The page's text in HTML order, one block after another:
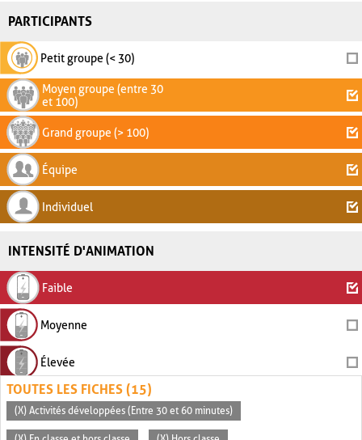
PARTICIPANTS
Petit groupe (< 30)
Moyen groupe (entre 30
et 100)
Grand groupe (> 100)
Équipe
Individuel
INTENSITÉ D'ANIMATION
Faible
Moyenne
Élevée
TOUTES LES FICHES (15)
(X) Activités développées (Entre 30 et 60 minutes)